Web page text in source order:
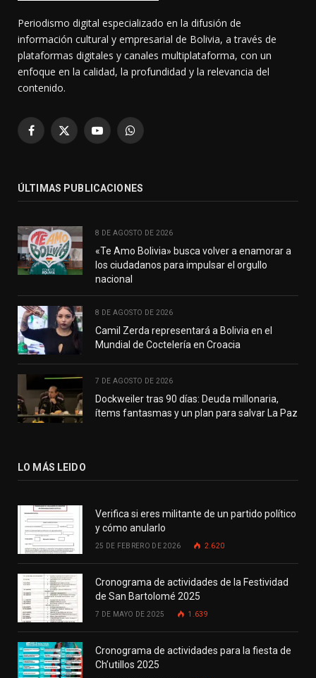
Periodismo digital especializado en la difusión de
información cultural y empresarial de Bolivia, a través de
plataformas digitales y canales multiplataforma, con un
enfoque en la calidad, la profundidad y la relevancia del
contenido.
Facebook
X
YouTubeWhatsApp
ÚLTIMAS PUBLICACIONES
8 DE AGOSTO DE 2026
«Te Amo Bolivia» busca volver a enamorar a
los ciudadanos para impulsar el orgullo
nacional
8 DE AGOSTO DE 2026
Camil Zerda representará a Bolivia en el
Mundial de Coctelería en Croacia
7 DE AGOSTO DE 2026
Dockweiler tras 90 días: Deuda millonaria,
ítems fantasmas y un plan para salvar La Paz
LO MÁS LEIDO
Verifica si eres militante de un partido político
y cómo anularlo
25 DE FEBRERO DE 2026 2.620
Cronograma de actividades de la Festividad
de San Bartolomé 2025
7 DE MAYO DE 2025 1.639
Cronograma de actividades para la fiesta de
Ch’utillos 2025